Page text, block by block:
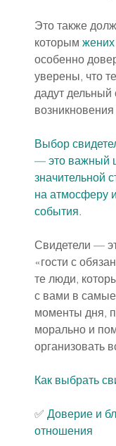
Это также
которым жених
особенно
уверены, что
дадут дельный
Выбор
— это важный
значительной
на атмосферу
события.
Свидетели —
«гости с
те люди,
с вами в
моменты дня,
морально и
организовать
Как выбрать
✅ Доверие и
отношения